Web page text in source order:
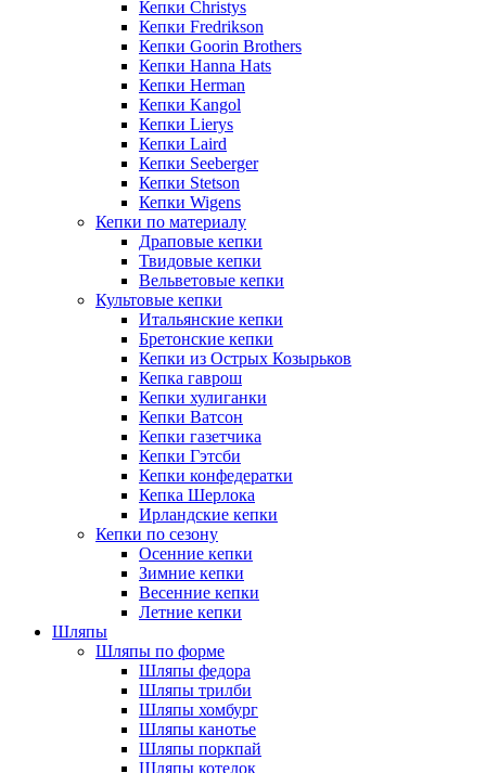
Кепки Christys
Кепки Fredrikson
Кепки Goorin Brothers
Кепки Hanna Hats
Кепки Herman
Кепки Kangol
Кепки Lierys
Кепки Laird
Кепки Seeberger
Кепки Stetson
Кепки Wigens
Кепки по материалу
Драповые кепки
Твидовые кепки
Вельветовые кепки
Культовые кепки
Итальянские кепки
Бретонские кепки
Кепки из Острых Козырьков
Кепка гаврош
Кепки хулиганки
Кепки Ватсон
Кепки газетчика
Кепки Гэтсби
Кепки конфедератки
Кепка Шерлока
Ирландские кепки
Кепки по сезону
Осенние кепки
Зимние кепки
Весенние кепки
Летние кепки
Шляпы
Шляпы по форме
Шляпы федора
Шляпы трилби
Шляпы хомбург
Шляпы канотье
Шляпы поркпай
Шляпы котелок